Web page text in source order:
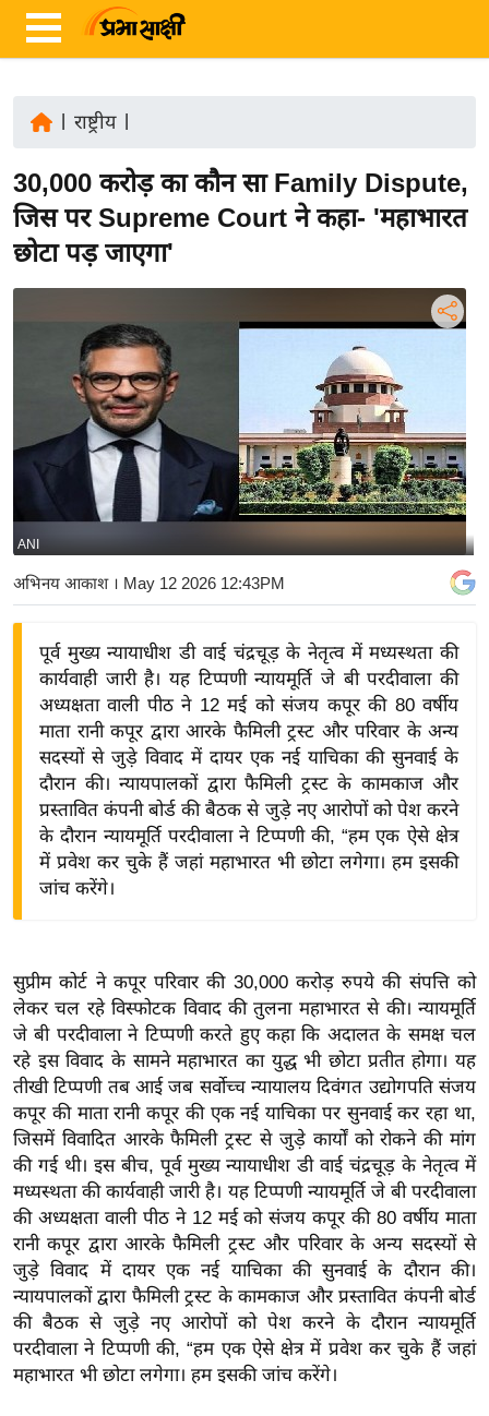
ज़ा
ख
र
र्रा
ष्ट्री
बि
ज़
ने
द्यो
वि
य
ब
ज
ट
खे
ल
क्रि
के
ट
I
P
L
2
0
राष्ट्रीय|
30,000 करोड़ का कौन सा Family Dispute,
जिस पर Supreme Court ने कहा- 'महाभारत
छोटा पड़ जाएगा'
ANI
अभिनय आकाश। May 12 2026 12:43PM
पूर्व मुख्य न्यायाधीश डी वाई चंद्रचूड़ के नेतृत्व में मध्यस्थता की
कार्यवाही जारी है। यह टिप्पणी न्यायमूर्ति जे बी परदीवाला की
अध्यक्षता वाली पीठ ने 12 मई को संजय कपूर की 80 वर्षीय
माता रानी कपूर द्वारा आरके फैमिली ट्रस्ट और परिवार के अन्य
सदस्यों से जुड़े विवाद में दायर एक नई याचिका की सुनवाई के
दौरान की। न्यायपालकों द्वारा फैमिली ट्रस्ट के कामकाज और
प्रस्तावित कंपनी बोर्ड की बैठक से जुड़े नए आरोपों को पेश करने
के दौरान न्यायमूर्ति परदीवाला ने टिप्पणी की, “हम एक ऐसे क्षेत्र
में प्रवेश कर चुके हैं जहां महाभारत भी छोटा लगेगा। हम इसकी
जांच करेंगे।
सुप्रीम कोर्ट ने कपूर परिवार की 30,000 करोड़ रुपये की संपत्ति को
लेकर चल रहे विस्फोटक विवाद की तुलना महाभारत से की। न्यायमूर्ति
जे बी परदीवाला ने टिप्पणी करते हुए कहा कि अदालत के समक्ष चल
रहे इस विवाद के सामने महाभारत का युद्ध भी छोटा प्रतीत होगा। यह
तीखी टिप्पणी तब आई जब सर्वोच्च न्यायालय दिवंगत उद्योगपति संजय
कपूर की माता रानी कपूर की एक नई याचिका पर सुनवाई कर रहा था,
जिसमें विवादित आरके फैमिली ट्रस्ट से जुड़े कार्यों को रोकने की मांग
की गई थी। इस बीच, पूर्व मुख्य न्यायाधीश डी वाई चंद्रचूड़ के नेतृत्व में
मध्यस्थता की कार्यवाही जारी है। यह टिप्पणी न्यायमूर्ति जे बी परदीवाला
की अध्यक्षता वाली पीठ ने 12 मई को संजय कपूर की 80 वर्षीय माता
रानी कपूर द्वारा आरके फैमिली ट्रस्ट और परिवार के अन्य सदस्यों से
जुड़े विवाद में दायर एक नई याचिका की सुनवाई के दौरान की।
न्यायपालकों द्वारा फैमिली ट्रस्ट के कामकाज और प्रस्तावित कंपनी बोर्ड
की बैठक से जुड़े नए आरोपों को पेश करने के दौरान न्यायमूर्ति
परदीवाला ने टिप्पणी की, “हम एक ऐसे क्षेत्र में प्रवेश कर चुके हैं जहां
महाभारत भी छोटा लगेगा। हम इसकी जांच करेंगे।